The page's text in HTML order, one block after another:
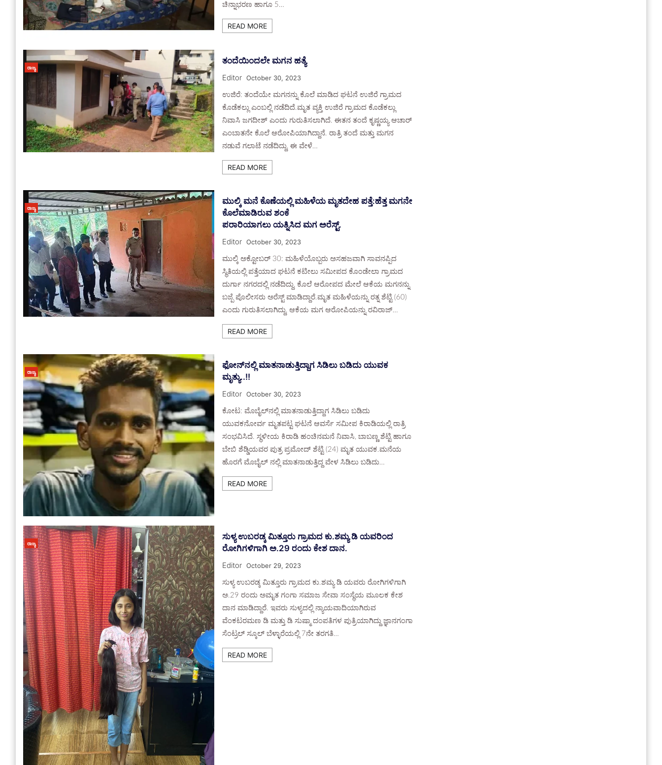
ಚಿನ್ನಾಭರಣ ಹಾಗೂ 5…
READ MORE
ರಾಜ್ಯ
ತಂದೆಯಿಂದಲೇ ಮಗನ ಹತ್ಯೆ
Editor October 30, 2023
ಉಜಿರೆ: ತಂದೆಯೇ ಮಗನನ್ನು ಕೊಲೆ ಮಾಡಿದ ಘಟನೆ ಉಜಿರೆ ಗ್ರಾಮದ
ಕೊಡೆಕಲ್ಲು ಎಂಬಲ್ಲಿ ನಡೆದಿದೆ.ಮೃತ ವ್ಯಕ್ತಿ ಉಜಿರೆ ಗ್ರಾಮದ ಕೊಡೆಕಲ್ಲು
ನಿವಾಸಿ ಜಗದೀಶ್ ಎಂದು ಗುರುತಿಸಲಾಗಿದೆ. ಈತನ ತಂದೆ ಕೃಷ್ಣಯ್ಯ ಆಚಾರ್
ಎಂಬಾತನೇ ಕೊಲೆ ಆರೋಪಿಯಾಗಿದ್ದಾನೆ. ರಾತ್ರಿ ತಂದೆ ಮತ್ತು ಮಗನ
ನಡುವೆ ಗಲಾಟೆ ನಡೆದಿದ್ದು, ಈ ವೇಳೆ…
READ MORE
ರಾಜ್ಯ
ಮುಲ್ಕಿ ಮನೆ ಕೊಣೆಯಲ್ಲಿ ಮಹಿಳೆಯ ಮೃತದೇಹ ಪತ್ತೆ:ಹೆತ್ತ ಮಗನೇ
ಕೊಲೆಮಾಡಿರುವ ಶಂಕೆ
ಪರಾರಿಯಾಗಲು ಯತ್ನಿಸಿದ ಮಗ ಅರೆಸ್ಟ್.
Editor October 30, 2023
ಮುಲ್ಕಿ ಅಕ್ಟೋಬರ್ 30: ಮಹಿಳೆಯೊಬ್ಬರು ಅಸಹಜವಾಗಿ ಸಾವನಪ್ಪಿದ
ಸ್ಥಿತಿಯಲ್ಲಿ ಪತ್ತೆಯಾದ ಘಟನೆ ಕಟೀಲು ಸಮೀಪದ ಕೊಂಡೇಲಾ ಗ್ರಾಮದ
ದುರ್ಗಾ ನಗರದಲ್ಲಿ ನಡೆದಿದ್ದು, ಕೊಲೆ ಆರೋಪದ ಮೇಲೆ ಆಕೆಯ ಮಗನನ್ನು
ಬಜ್ಪೆ ಪೊಲೀಸರು ಅರೆಸ್ಟ್ ಮಾಡಿದ್ದಾರೆ.ಮೃತ ಮಹಿಳೆಯನ್ನು ರತ್ನ ಶೆಟ್ಟಿ (60)
ಎಂದು ಗುರುತಿಸಲಾಗಿದ್ದು, ಆಕೆಯ ಮಗ ಆರೋಪಿಯನ್ನು ರವಿರಾಜ್…
READ MORE
ರಾಜ್ಯ
ಫೋನ್‌ನಲ್ಲಿ ಮಾತನಾಡುತ್ತಿದ್ದಾಗ ಸಿಡಿಲು ಬಡಿದು ಯುವಕ
ಮೃತ್ಯು..!!
Editor October 30, 2023
ಕೋಟ: ಮೊಬೈಲ್‌ನಲ್ಲಿ ಮಾತನಾಡುತ್ತಿದ್ದಾಗ ಸಿಡಿಲು ಬಡಿದು
ಯುವಕನೋರ್ವ ಮೃತಪಟ್ಟ ಘಟನೆ ಆವರ್ಸೆ ಸಮೀಪ ಕಿರಾಡಿಯಲ್ಲಿ ರಾತ್ರಿ
ಸಂಭವಿಸಿದೆ. ಸ್ಥಳೀಯ ಕಿರಾಡಿ ಹಂಚಿನಮನೆ ನಿವಾಸಿ, ಬಾಬಣ್ಣ ಶೆಟ್ಟಿ ಹಾಗೂ
ಬೇಬಿ ಶೆಡ್ಡಿಯವರ ಪುತ್ರ ಪ್ರಮೋದ್‌ ಶೆಟ್ಟಿ (24) ಮೃತ ಯುವಕ.ಮನೆಯ
ಹೊರಗೆ ಮೊಬೈಲ್ ನಲ್ಲಿ ಮಾತನಾಡುತ್ತಿದ್ದ ವೇಳ ಸಿಡಿಲು ಬಡಿದು…
READ MORE
ರಾಜ್ಯ
ಸುಳ್ಯ ಉಬರಡ್ಕ ಮಿತ್ತೂರು ಗ್ರಾಮದ ಕು.ಶಮ್ಯ ಡಿ ಯವರಿಂದ
ರೋಗಿಗಳಿಗಾಗಿ ಅ.29 ರಂದು ಕೇಶ ದಾನ.
Editor October 29, 2023
ಸುಳ್ಯ ಉಬರಡ್ಕ ಮಿತ್ತೂರು ಗ್ರಾಮದ ಕು.ಶಮ್ಯ ಡಿ ಯವರು ರೋಗಿಗಳಿಗಾಗಿ
ಅ.29 ರಂದು ಅಮೃತ ಗಂಗಾ ಸಮಾಜ ಸೇವಾ ಸಂಸ್ಥೆಯ ಮೂಲಕ ಕೇಶ
ದಾನ ಮಾಡಿದ್ದಾರೆ. ಇವರು ಸುಳ್ಯದಲ್ಲಿ ನ್ಯಾಯವಾದಿಯಾಗಿರುವ
ವೆಂಕಟರಮಣ ಡಿ ಮತ್ತು ಡಿ ಸುಷ್ಮಾ ದಂಪತಿಗಳ ಪುತ್ರಿಯಾಗಿದ್ದು ಜ್ಞಾನಗಂಗಾ
ಸೆಂಟ್ರಲ್ ಸ್ಕೂಲ್ ಬೆಳ್ಳಾರೆಯಲ್ಲಿ 7ನೇ ತರಗತಿ…
READ MORE